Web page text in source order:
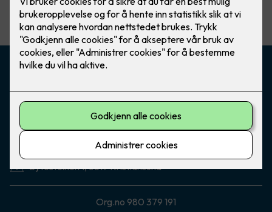
Vis flerefiltre
Kontakt oss
71 40 40 50
boifot@boifot.no
Besøksadresse
Bytesteinen 1, 6517 Kristiansund
Org.no 980 379 191